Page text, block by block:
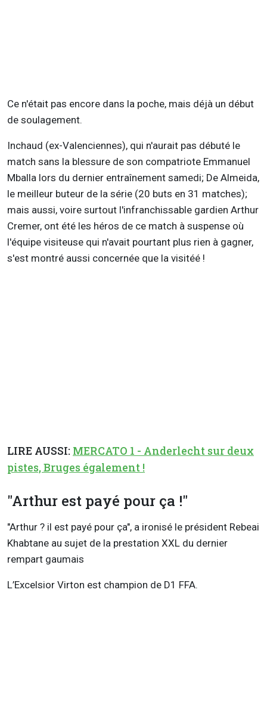
Ce n'était pas encore dans la poche, mais déjà un début
de soulagement.
Inchaud (ex-Valenciennes), qui n'aurait pas débuté le
match sans la blessure de son compatriote Emmanuel
Mballa lors du dernier entraînement samedi; De Almeida,
le meilleur buteur de la série (20 buts en 31 matches);
mais aussi, voire surtout l'infranchissable gardien Arthur
Cremer, ont été les héros de ce match à suspense où
l'équipe visiteuse qui n'avait pourtant plus rien à gagner,
s'est montré aussi concernée que la visitéé !
LIRE AUSSI: MERCATO 1 - Anderlecht sur deux
pistes, Bruges également !
"Arthur est payé pour ça !"
"Arthur ? il est payé pour ça", a ironisé le président Rebeai
Khabtane au sujet de la prestation XXL du dernier
rempart gaumais
L’Excelsior Virton est champion de D1 FFA.